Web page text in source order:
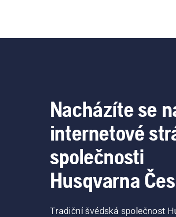
Nacházíte se
internetové
společnosti
Husqvarna
Tradiční švédská společnost